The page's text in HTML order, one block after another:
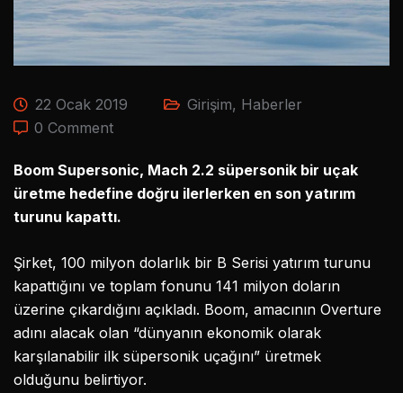
22 Ocak 2019 Girişim, Haberler
0 Comment
Boom Supersonic, Mach 2.2 süpersonik bir uçak
üretme hedefine doğru ilerlerken en son yatırım
turunu kapattı.
Şirket, 100 milyon dolarlık bir B Serisi yatırım turunu
kapattığını ve toplam fonunu 141 milyon doların
üzerine çıkardığını açıkladı. Boom, amacının Overture
adını alacak olan “dünyanın ekonomik olarak
karşılanabilir ilk süpersonik uçağını” üretmek
olduğunu belirtiyor.